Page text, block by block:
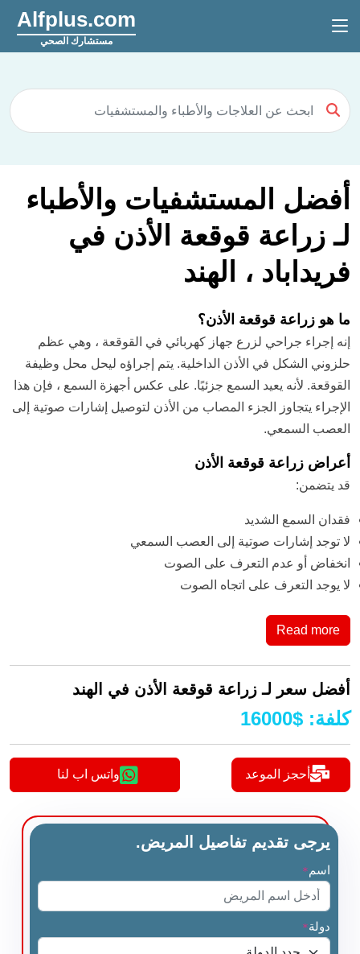
Alfplus.com
مستشارك الصحي
أفضل المستشفيات والأطباء
لـ زراعة قوقعة الأذن في
فريداباد ، الهند
ما هو زراعة قوقعة الأذن؟
إنه إجراء جراحي لزرع جهاز كهربائي في القوقعة ، وهي عظم
حلزوني الشكل في الأذن الداخلية. يتم إجراؤه ليحل محل وظيفة
القوقعة. لأنه يعيد السمع جزئيًا. على عكس أجهزة السمع ، فإن هذا
الإجراء يتجاوز الجزء المصاب من الأذن لتوصيل إشارات صوتية إلى
العصب السمعي.
أعراض زراعة قوقعة الأذن
قد يتضمن:
فقدان السمع الشديد
لا توجد إشارات صوتية إلى العصب السمعي
انخفاض أو عدم التعرف على الصوت
لا يوجد التعرف على اتجاه الصوت
Read more
أفضل سعر لـ زراعة قوقعة الأذن في الهند
كلفة:
$
16000
أحجز الموعد واتس اب لنا
يرجى تقديم تفاصيل المريض.
اسم *
دولة*